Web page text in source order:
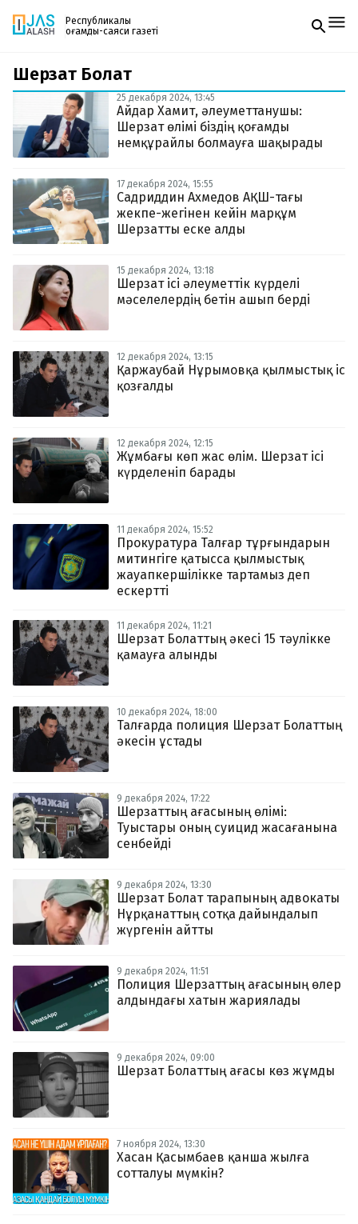
Республикалық
қоғамдық-саяси газеті
Жаңалықтар
Спорт
Руханият
Аймақ
Архив
Заң және тәртіп
Редакциямен байланыс
+7 708 604 51 06
Жарнама бөлімі
Пошта
zhasalash100@gmail.com
Газетке жазылу
PDF форматтағы газетті ай сайын электронды
поштаңызға алып отырыңыз. Жаңа нөмір
шыққан сәтте сізге бірден жіберіледі. Тек email
Шерзат Болат
25 декабря 2024, 13:45
Айдар Хамит, әлеуметтанушы:
Шерзат өлімі біздің қоғамды
немқұрайлы болмауға шақырады
17 декабря 2024, 15:55
Садриддин Ахмедов АҚШ-тағы
жекпе-жегінен кейін марқұм
Шерзатты еске алды
15 декабря 2024, 13:18
Шерзат ісі әлеуметтік күрделі
мәселелердің бетін ашып берді
12 декабря 2024, 13:15
Қаржаубай Нұрымовқа қылмыстық іс
қозғалды
12 декабря 2024, 12:15
Жұмбағы көп жас өлім. Шерзат ісі
күрделеніп барады
11 декабря 2024, 15:52
Прокуратура Талғар тұрғындарын
митингіге қатысса қылмыстық
жауапкершілікке тартамыз деп
ескертті
11 декабря 2024, 11:21
Шерзат Болаттың әкесі 15 тәулікке
қамауға алынды
10 декабря 2024, 18:00
Талғарда полиция Шерзат Болаттың
әкесін ұстады
9 декабря 2024, 17:22
Шерзаттың ағасының өлімі:
Туыстары оның суицид жасағанына
сенбейді
9 декабря 2024, 13:30
Шерзат Болат тарапының адвокаты
Нұрқанаттың сотқа дайындалып
жүргенін айтты
9 декабря 2024, 11:51
Полиция Шерзаттың ағасының өлер
алдындағы хатын жариялады
9 декабря 2024, 09:00
Шерзат Болаттың ағасы көз жұмды
7 ноября 2024, 13:30
Хасан Қасымбаев қанша жылға
сотталуы мүмкін?